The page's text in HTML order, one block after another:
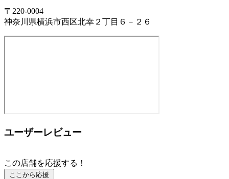
〒220-0004
神奈川県横浜市西区北幸２丁目６－２６
ユーザーレビュー
この店舗を応援する！
ここから応援